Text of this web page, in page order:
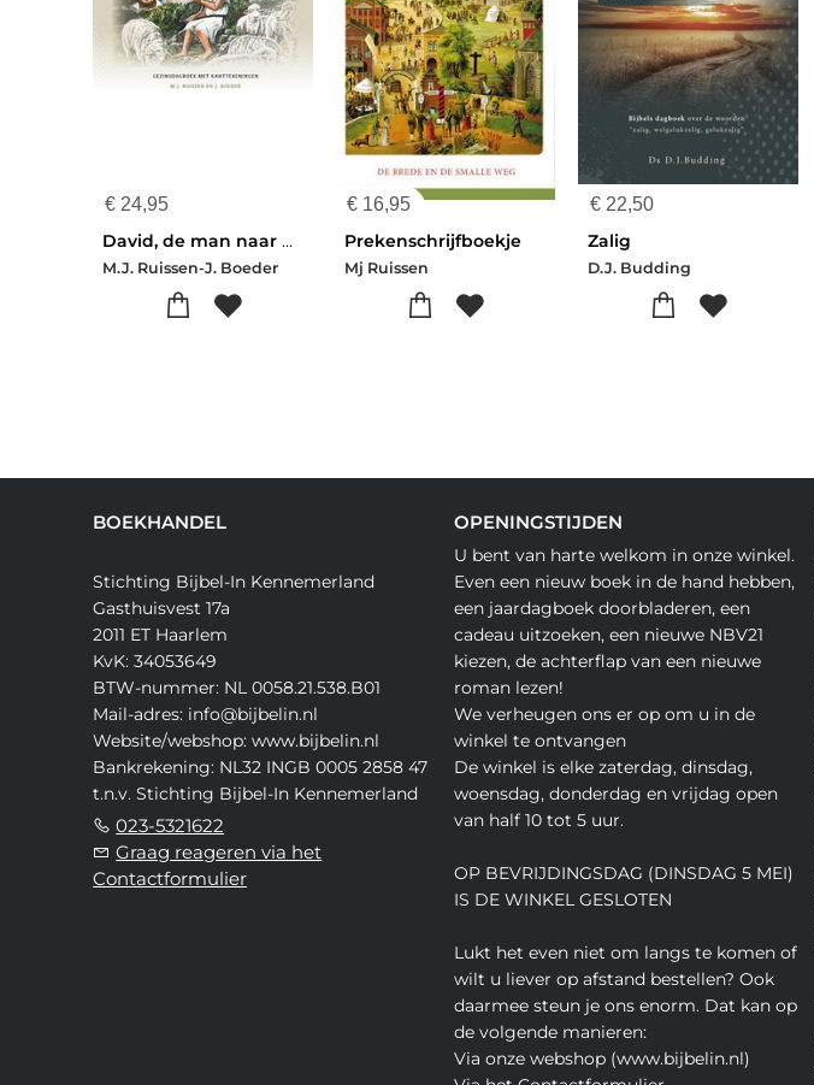
€24,95
David, de man naar Gods hart
M.J. Ruissen-J. Boeder
€ 16,95
Prekenschrijfboekje
Mj Ruissen
€22,50
Zalig
D.J. Budding
BOEKHANDEL
Stichting Bijbel-In Kennemerland
Gasthuisvest 17a
2011 ET Haarlem
KvK: 34053649
BTW-nummer: NL 0058.21.538.B01
Mail-adres: info@bijbelin.nl
Website/webshop: www.bijbelin.nl
Bankrekening: NL32 INGB 0005 2858 47
t.n.v. Stichting Bijbel-In Kennemerland
023-5321622
Graag reageren via het
Contactformulier
OPENINGSTIJDEN
U bent van harte welkom in onze winkel.
Even een nieuw boek in de hand hebben,
een jaardagboek doorbladeren, een
cadeau uitzoeken, een nieuwe NBV21
kiezen, de achterflap van een nieuwe
roman lezen!
We verheugen ons er op om u in de
winkel te ontvangen
De winkel is elke zaterdag, dinsdag,
woensdag, donderdag en vrijdag open
van half 10 tot 5 uur.
OP BEVRIJDINGSDAG (DINSDAG 5 MEI)
IS DE WINKEL GESLOTEN
Lukt het even niet om langs te komen of
wilt u liever op afstand bestellen? Ook
daarmee steun je ons enorm. Dat kan op
de volgende manieren:
Via onze webshop (www.bijbelin.nl)